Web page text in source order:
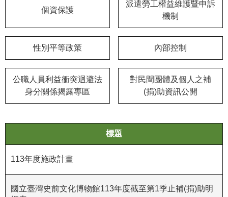
區
善
措
施
務
信
網
個資保護
派遣勞工權益維護暨申訴
機制
性別平等政策 內部控制
公職人員利益衝突迴避法
身分關係揭露專區
對民間團體及個人之補
(捐)助資訊公開
標題
113年度施政計畫
國立臺灣史前文化博物館113年度截至第1季止補(捐)助明